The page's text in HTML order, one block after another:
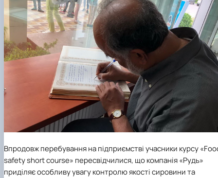
Впродовж перебування на підприємстві учасники курсу
safety short course» пересвідчилися, щокомпанія «Рудь»
приділяє особливу увагу контролю якості сировини та